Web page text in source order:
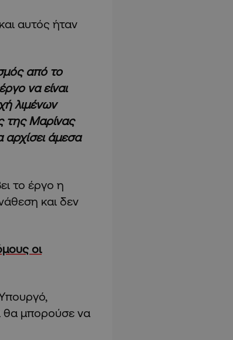
αυτός ήταν
από το
να είναι
λιμένων
της Μαρίνας
αρχίσει άμεσα
το έργο η
και δεν
οι
θα μπορούσε να